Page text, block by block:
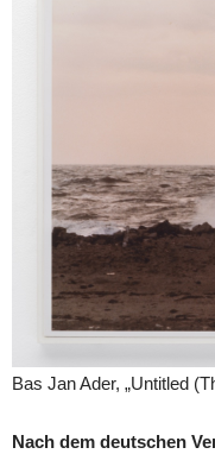
Bas Jan Ader, „Untitled
Nach dem deutschen